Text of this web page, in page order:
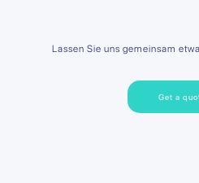
Lassen Sie uns gemeinsam
Get a